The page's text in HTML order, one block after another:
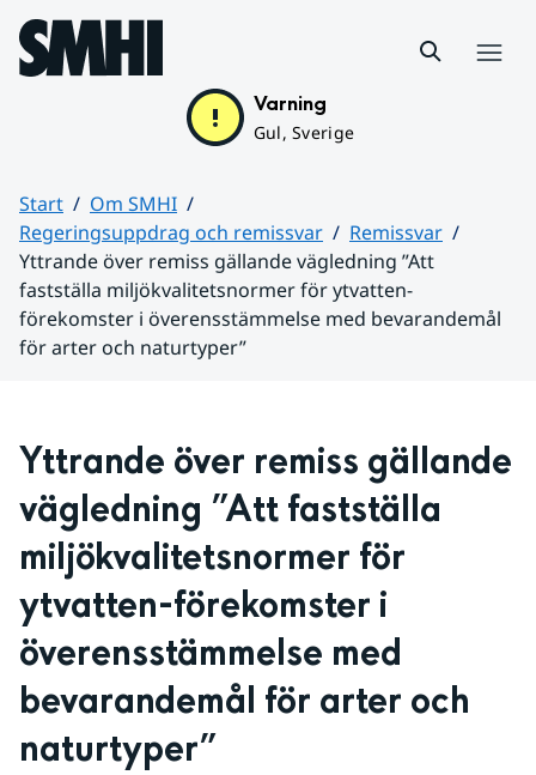
Hoppa till sidans innehåll
Varning
Gul, Sverige
Start
Om SMHI
Regeringsuppdrag och remissvar
Remissvar
Yttrande över remiss gällande vägledning ”Att
fastställa miljökvalitetsnormer för ytvatten-
förekomster i överensstämmelse med bevarandemål
för arter och naturtyper”
Yttrande över remiss gällande
vägledning ”Att fastställa
miljökvalitetsnormer för
ytvatten-förekomster i
överensstämmelse med
bevarandemål för arter och
naturtyper”